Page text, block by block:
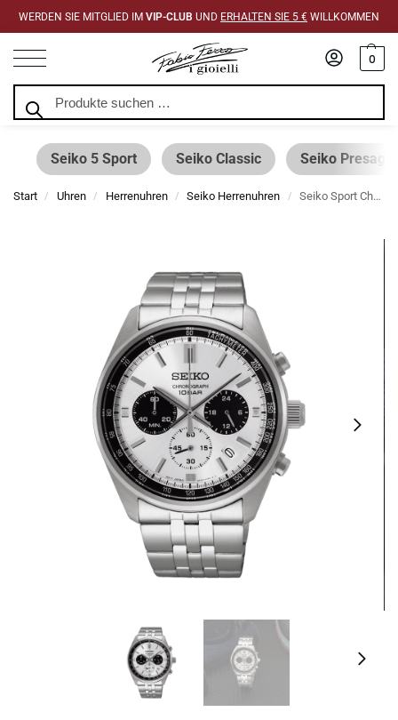
WERDEN SIE MITGLIED IM VIP-CLUB UND ERHALTEN SIE 5 € WILLKOMMEN
0
Seiko 5 Sport Seiko Classic Seiko Presage
Start / Uhren / Herrenuhren / Seiko Herrenuhren / Seiko Sport Chronograph Quarz weißes Zifferblatt 41,5 mm SSB425P1 Uhr